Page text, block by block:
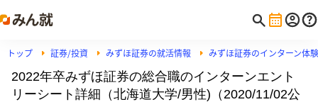
トップ 証券/投資 みずほ証券の就活情報 みずほ証券のインターン体
2022年卒みずほ証券の総合職のインターンエント
リーシート詳細（北海道大学/男性)（2020/11/02公